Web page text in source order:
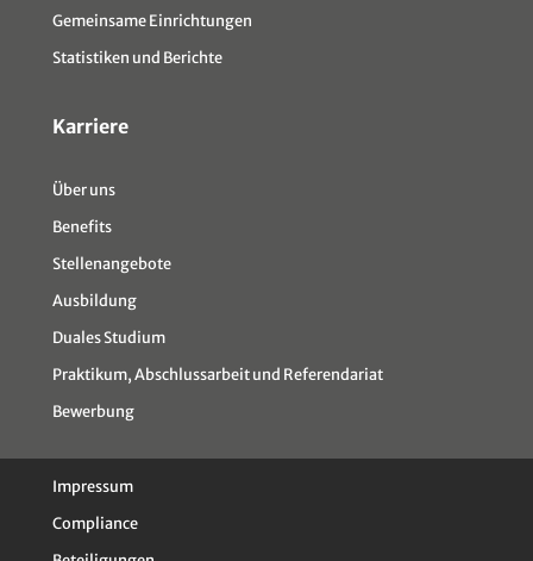
Gemeinsame Einrichtungen
Statistiken und Berichte
Karriere
Über uns
Benefits
Stellenangebote
Ausbildung
Duales Studium
Praktikum, Abschlussarbeit und Referendariat
Bewerbung
Impressum
Compliance